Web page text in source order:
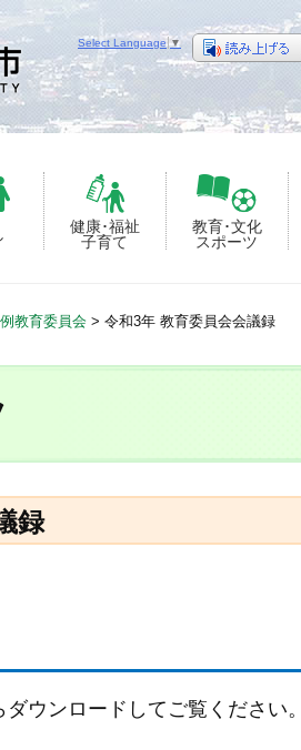
健康･福祉
子育て
教育･文化
スポーツ
Select Language ▼
教育委員会 > 令和3年 教育委員会会議録
録
ウンロードしてご覧ください。